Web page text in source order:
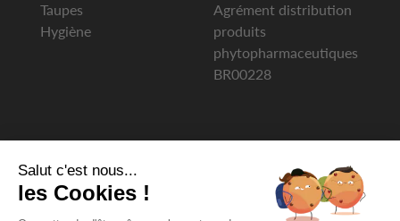
Taupes
Hygiène
Agrément distribution
produits
phytopharmaceutiques
BR00228
Salut c'est nous...
les Cookies !